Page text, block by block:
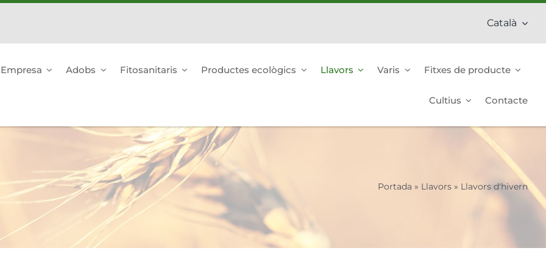
Català
Empresa Adobs Fitosanitaris Productes ecològics Llavors Varis Fitxes de producte
Cultius Contacte
Portada » Llavors » Llavors d'hivern